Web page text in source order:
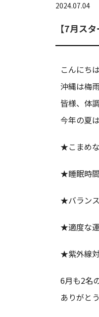
【7月スタ
2024.07.04
こんにち
沖縄は梅
皆様、体
今年の夏
★こまめ
★睡眠時
★バラン
★適度な
★紫外線
6月も2名
ありがと